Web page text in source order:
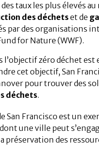
taux les plus élevés
des déchetset de
par des organisations
for Nature (WWF).
l’objectif zéro déchet
cet objectif, San
pour trouver des
déchets.
San Francisco est un
une ville peut
préservation des